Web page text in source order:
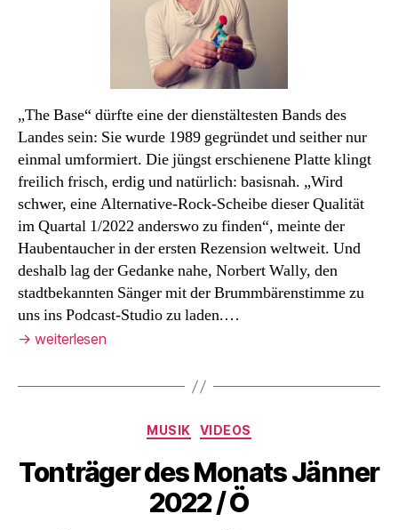
„The Base“ dürfte eine der dienstältesten Bands des
Landes sein: Sie wurde 1989 gegründet und seither nur
einmal umformiert. Die jüngst erschienene Platte klingt
freilich frisch, erdig und natürlich: basisnah. „Wird
schwer, eine Alternative-Rock-Scheibe dieser Qualität
im Quartal 1/2022 anderswo zu finden“, meinte der
Haubentaucher in der ersten Rezension weltweit. Und
deshalb lag der Gedanke nahe, Norbert Wally, den
stadtbekannten Sänger mit der Brummbärenstimme zu
uns ins Podcast-Studio zu laden.…
→ weiterlesen
Kategorien
MUSIK VIDEOS
Tonträger des Monats Jänner
2022 / Ö